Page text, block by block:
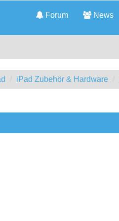
Forum News
iPad Zubehör & Hardware